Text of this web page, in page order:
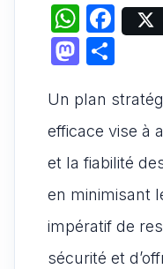
W
h
at
s
A
p
p
F
a
e
b
o
o
k
M
st
o
d
o
n
ta
g
er
Un plan
efficace vise à
et la fiabilité
en minimisant
impératif de
sécurité et